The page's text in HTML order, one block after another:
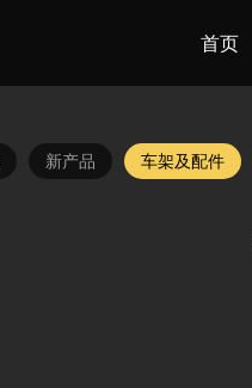
首页
新产品 车架及配件